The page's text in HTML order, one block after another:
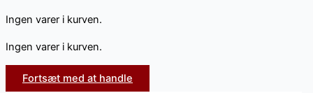
Ingen varer i kurven.
Ingen varer i kurven.
Fortsæt med at handle